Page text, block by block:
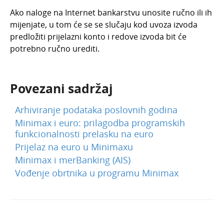
Ako naloge na Internet bankarstvu unosite ručno ili ih
mijenjate, u tom će se se slučaju kod uvoza izvoda
predložiti prijelazni konto i redove izvoda bit će
potrebno ručno urediti.
Povezani sadržaj
Arhiviranje podataka poslovnih godina
Minimax i euro: prilagodba programskih
funkcionalnosti prelasku na euro
Prijelaz na euro u Minimaxu
Minimax i merBanking (AIS)
Vođenje obrtnika u programu Minimax